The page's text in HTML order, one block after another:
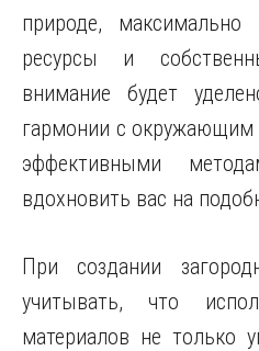
природе, максимально
ресурсы и
внимание будет
гармонии с
эффективными
вдохновить вас на
При создании
учитывать, что
материалов не только